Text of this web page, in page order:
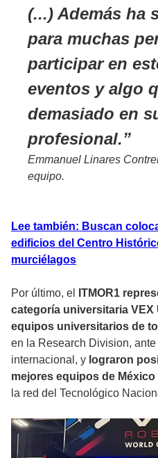
(...) Además ha
para muchas
participar en
eventos y algo
demasiado en
profesional.
Emmanuel Linares
equipo.
Lee también: Buscan
edificios del Centro
murciélagos
Por último, el
ITMOR1
categoría universitaria VEX
equipos universitarios de
en la Research Division,
internacional, y lograron
mejores equipos de México
la red del Tecnológico